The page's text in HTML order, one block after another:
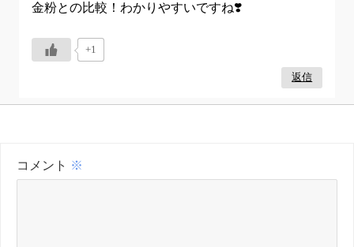
金粉との比較！わかりやすいですね❣️
+1
返信
コメント ※